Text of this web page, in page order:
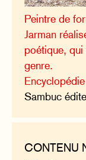
Peintre de
Jarman
poétique,
genre.
Encyclopédie
Sambuc
CONTENU